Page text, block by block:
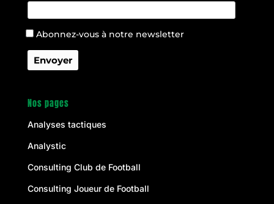
Abonnez-vous à notre newsletter
Nos pages
Analyses tactiques
Analystic
Consulting Club de Football
Consulting Joueur de Football